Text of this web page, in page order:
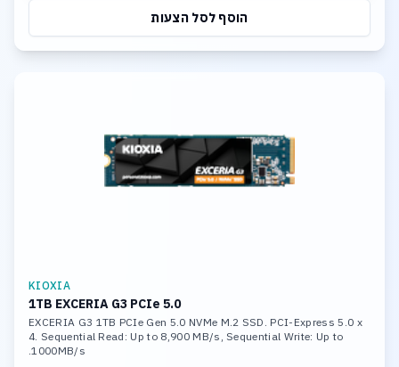
הוסף לסל הצעות
KIOXIA
1TB EXCERIA G3 PCIe 5.0
EXCERIA G3 1TB PCIe Gen 5.0 NVMe M.2 SSD. PCI-Express 5.0 x
4. Sequential Read: Up to 8,900 MB/s, Sequential Write: Up to
1000MB/s.